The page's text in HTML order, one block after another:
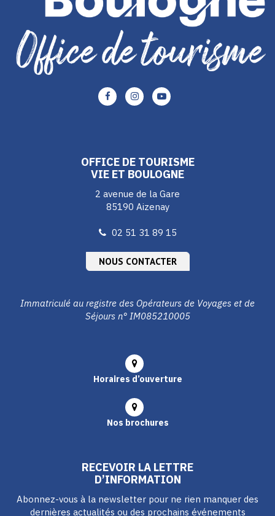
Lien
vers
Lien
vers
Lien
vers
OFFICE DE TOURISME
VIE ET BOULOGNE
2 avenue de la Gare
85190 Aizenay
02 51 31 89 15
NOUS CONTACTER
Immatriculé au registre des Opérateurs de Voyages et de
Séjours n° IM085210005
Horaires d’ouverture
Nos brochures
RECEVOIR LA LETTRE
D’INFORMATION
Abonnez-vous à la newsletter pour ne rien manquer des
dernières actualités ou des prochains événements